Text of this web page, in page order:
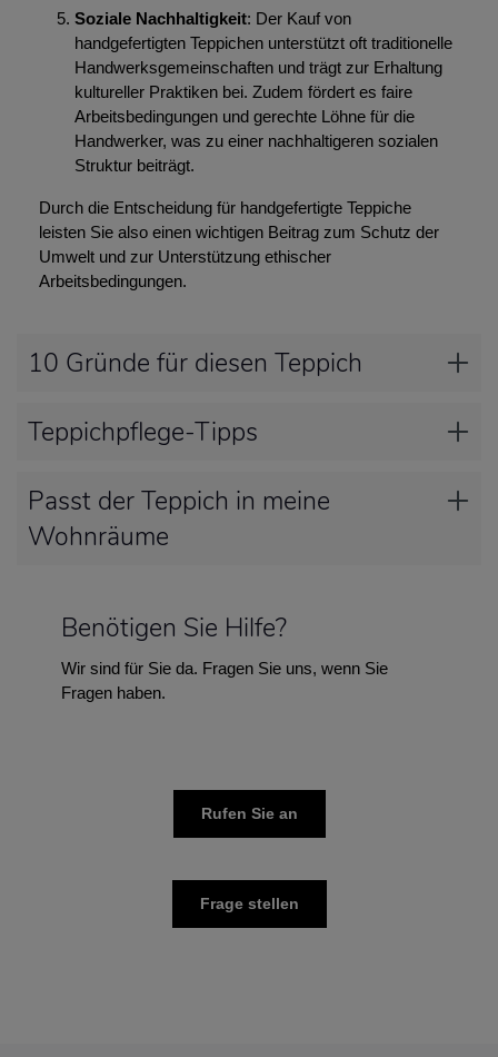
Soziale Nachhaltigkeit: Der Kauf von
handgefertigten Teppichen unterstützt oft traditionelle
Handwerksgemeinschaften und trägt zur Erhaltung
kultureller Praktiken bei. Zudem fördert es faire
Arbeitsbedingungen und gerechte Löhne für die
Handwerker, was zu einer nachhaltigeren sozialen
Struktur beiträgt.
Durch die Entscheidung für handgefertigte Teppiche
leisten Sie also einen wichtigen Beitrag zum Schutz der
Umwelt und zur Unterstützung ethischer
Arbeitsbedingungen.
10 Gründe für diesen Teppich
Teppichpflege-Tipps
Passt der Teppich in meine
Wohnräume
Benötigen Sie Hilfe?
Wir sind für Sie da. Fragen Sie uns, wenn Sie
Fragen haben.
Rufen Sie an
Frage stellen